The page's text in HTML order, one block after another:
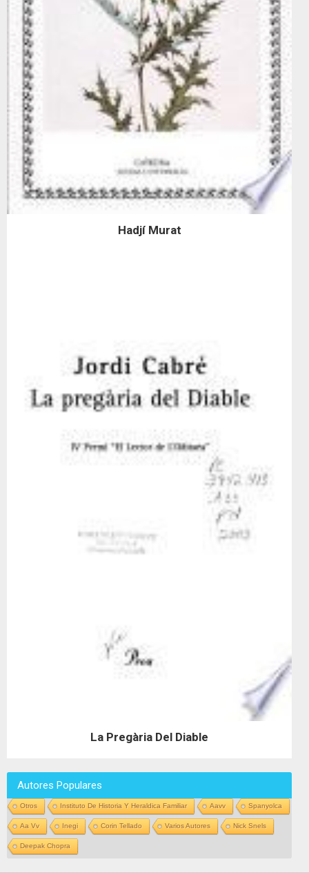
Hadjí Murat
La Pregària Del Diable
Autores Populares
Otros Instituto De Historia Y Heraldica Familiar Aavv Spanyolca
Aa Vv Inegi Corin Tellado Varios Autores Nick Snels
Deepak Chopra